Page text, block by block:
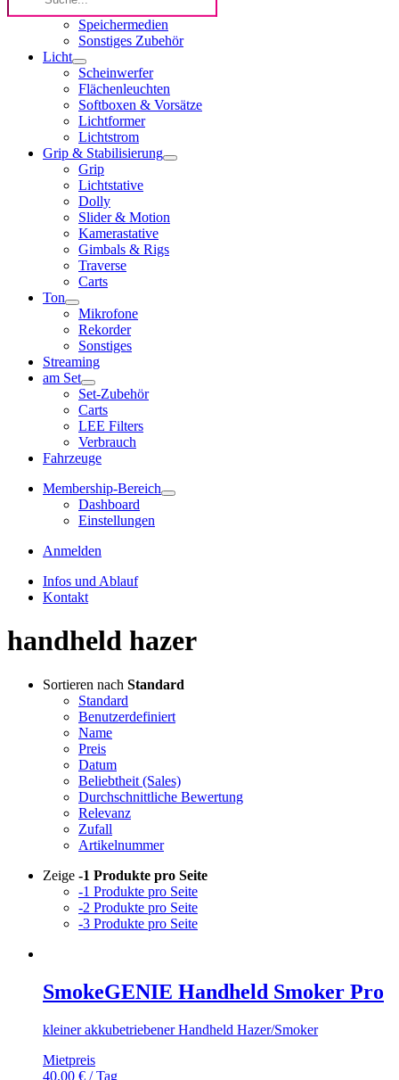
Lichtstrom
Speichermedien
Sonstiges Zubehör
Licht
Scheinwerfer
Flächenleuchten
Softboxen & Vorsätze
Lichtformer
Lichtstrom
Grip & Stabilisierung
Grip
Lichtstative
Dolly
Slider & Motion
Kamerastative
Gimbals & Rigs
Traverse
Carts
Ton
Mikrofone
Rekorder
Sonstiges
Streaming
am Set
Set-Zubehör
Carts
LEE Filters
Verbrauch
Fahrzeuge
Membership-Bereich
Dashboard
Einstellungen
Anmelden
Infos und Ablauf
Kontakt
handheld hazer
Sortieren nach Standard
Standard
Benutzerdefiniert
Name
Preis
Datum
Beliebtheit (Sales)
Durchschnittliche Bewertung
Relevanz
Zufall
Artikelnummer
Zeige -1 Produkte pro Seite
-1 Produkte pro Seite
-2 Produkte pro Seite
-3 Produkte pro Seite
SmokeGENIE Handheld Smoker Pro
kleiner akkubetriebener Handheld Hazer/Smoker
Mietpreis
40,00 € / Tag